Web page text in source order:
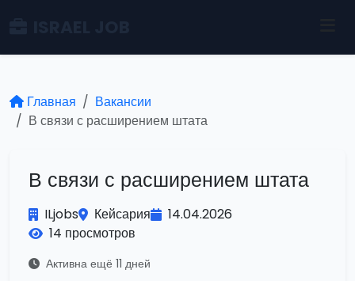
Главная
Вакансии
В связи с расширением штата
В связи с расширением штата
ILjobs Кейсария
14.04.2026
14 просмотров
Активна ещё 11 дней